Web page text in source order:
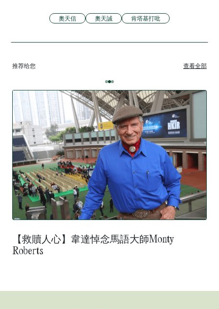
奧天信 奧天誠 肯塔基打吡
推荐给您 查看全部
【救贖人心】韋達悼念馬語大師Monty
Roberts